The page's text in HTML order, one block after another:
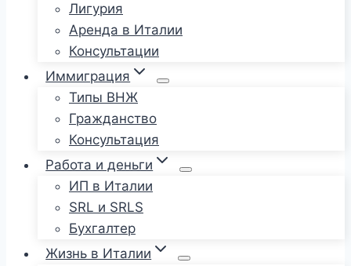
Лигурия
Аренда в Италии
Консультации
Иммиграция
Типы ВНЖ
Гражданство
Консультация
Работа и деньги
ИП в Италии
SRL и SRLS
Бухгалтер
Жизнь в Италии